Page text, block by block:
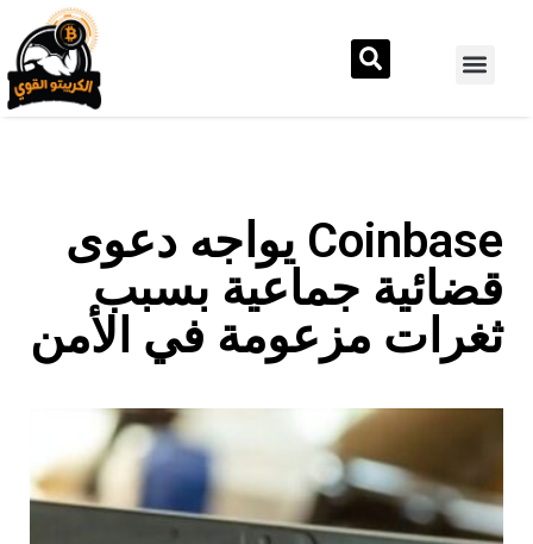
Coinbase يواجه دعوى
قضائية جماعية بسبب
ثغرات مزعومة في الأمن